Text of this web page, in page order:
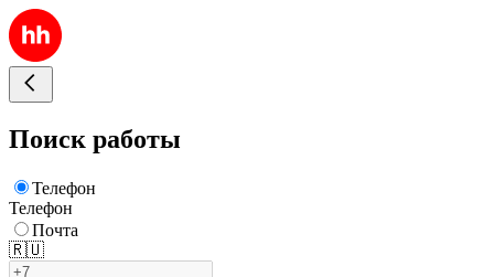
Поиск работы
Телефон
Телефон
Почта
🇷🇺